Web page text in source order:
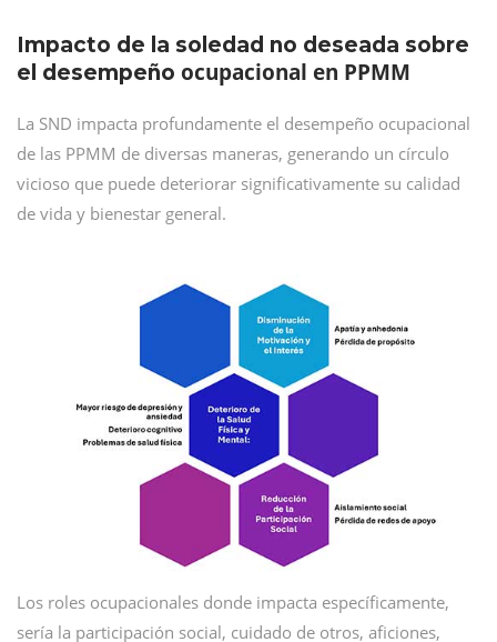
Impacto de la soledad no deseada sobre
el desempeño ocupacional en PPMM
La SND impacta profundamente el desempeño ocupacional
de las PPMM de diversas maneras, generando un círculo
vicioso que puede deteriorar significativamente su calidad
de vida y bienestar general.
Los roles ocupacionales donde impacta específicamente,
sería la participación social, cuidado de otros, aficiones,